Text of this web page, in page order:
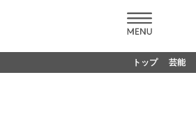
トップ 芸能